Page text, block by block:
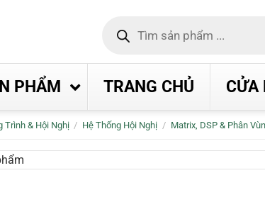
kiếm
PHẨM TRANG CHỦ CỬA
Trình & Hội Nghị / Hệ Thống Hội Nghị / Matrix, DSP & Phân